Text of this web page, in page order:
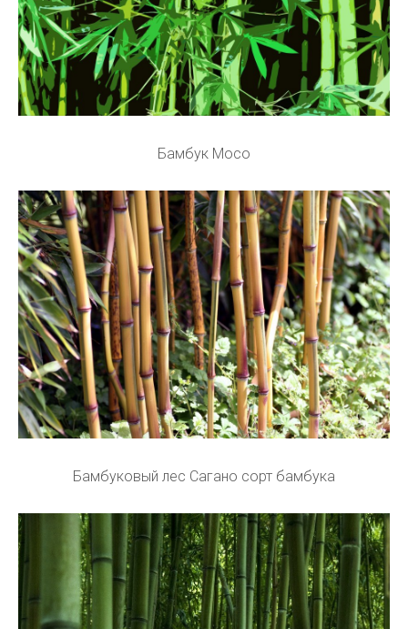
Бамбук Мосо
Бамбуковый лес Сагано сорт бамбука